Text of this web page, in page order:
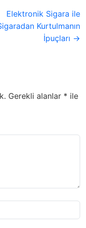
Elektronik Sigara ile
Kurtulmanın
İpuçları →
Gerekli alanlar * ile